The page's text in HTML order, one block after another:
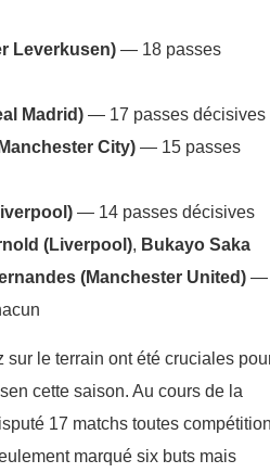
Leverkusen) — 18 passes
Madrid) — 17 passes décisives
City) — 15 passes
— 14 passes décisives
(Liverpool), Bukayo Saka
(Manchester United) —
sur le terrain ont été cruciales
cette saison. Au cours de la
17 matchs toutes
marqué six buts mais